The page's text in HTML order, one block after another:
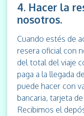
4. Hacer la
nosotros.
Cuando estés de
resera oficial con
del total del viaje
paga a la llegada
puede hacer con
bancaria, tarjeta
Recibimos el